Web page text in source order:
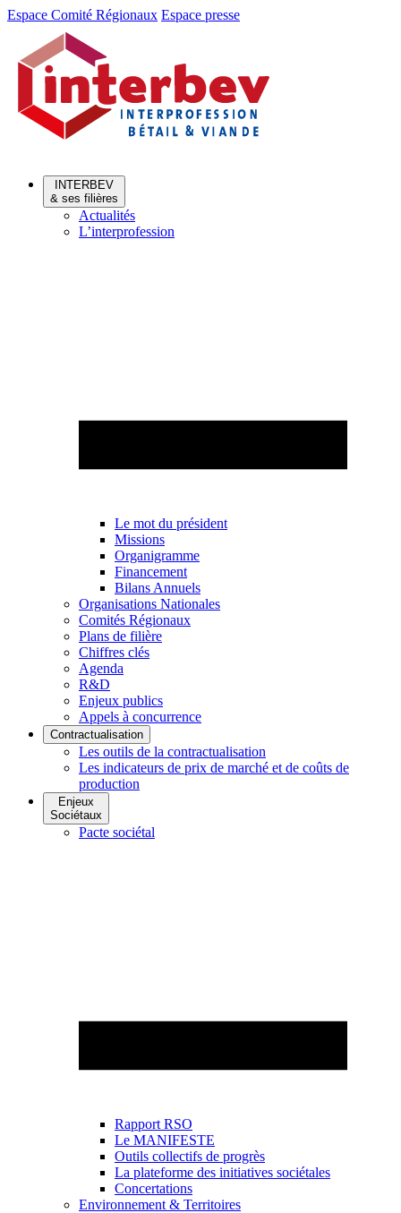
Aller
Aller
contenu
Espace Comité Régionaux Espace presse
INTERBEV
& ses filières
Actualités
L’interprofession
Le mot du président
Missions
Organigramme
Financement
Bilans Annuels
Organisations Nationales
Comités Régionaux
Plans de filière
Chiffres clés
Agenda
R&D
Enjeux publics
Appels à concurrence
Contractualisation
Les outils de la contractualisation
Les indicateurs de prix de marché et de coûts de
production
Enjeux
Sociétaux
Pacte sociétal
Rapport RSO
Le MANIFESTE
Outils collectifs de progrès
La plateforme des initiatives sociétales
Concertations
Environnement & Territoires